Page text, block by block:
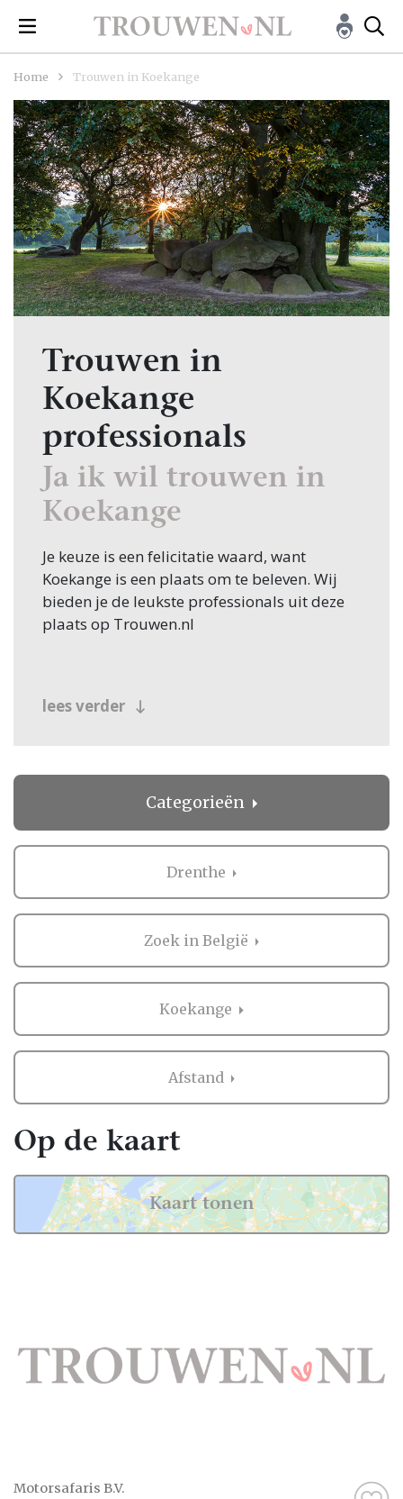
Home Trouwen in Koekange
Trouwen in
Koekange
professionals
Ja ik wil trouwen in
Koekange
Je keuze is een felicitatie waard, want
Koekange is een plaats om te beleven. Wij
bieden je de leukste professionals uit deze
plaats op Trouwen.nl
lees verder
Categorieën
Drenthe
Zoek in België
Koekange
Afstand
Motorsafaris B.V.
Op de kaart
Kaart tonen